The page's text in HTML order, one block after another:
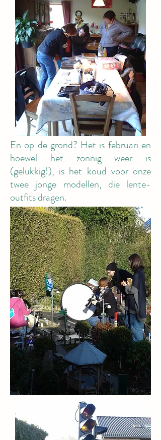
En op de grond? Het is februari en
hoewel het zonnig weer is
(gelukkig!), is het koud voor onze
twee jonge modellen, die lente-
outfits dragen.